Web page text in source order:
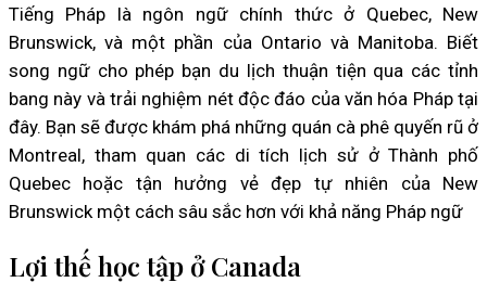
Tiếng Pháp là ngôn ngữ chính thức ở Quebec, New
Brunswick, và một phần của Ontario và Manitoba. Biết
song ngữ cho phép bạn du lịch thuận tiện qua các tỉnh
bang này và trải nghiệm nét độc đáo của văn hóa Pháp tại
đây. Bạn sẽ được khám phá những quán cà phê quyến rũ ở
Montreal, tham quan các di tích lịch sử ở Thành phố
Quebec hoặc tận hưởng vẻ đẹp tự nhiên của New
Brunswick một cách sâu sắc hơn với khả năng Pháp ngữ
Lợi thế học tập ở Canada